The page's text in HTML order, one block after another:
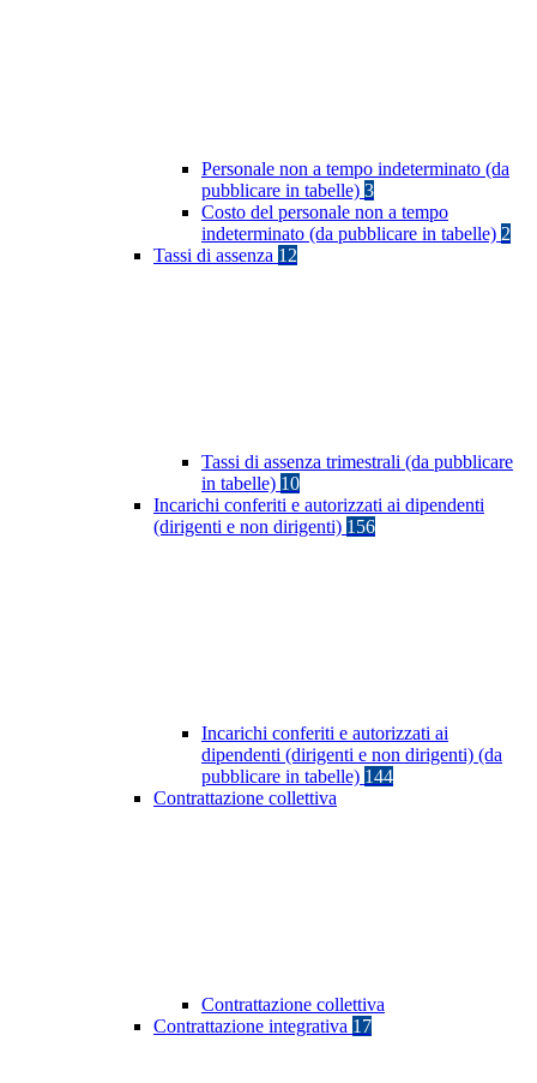
Personale non a tempo indeterminato (da
pubblicare in tabelle) 3
Costo del personale non a tempo
indeterminato (da pubblicare in tabelle) 2
Tassi di assenza 12
Tassi di assenza trimestrali (da pubblicare
in tabelle) 10
Incarichi conferiti e autorizzati ai dipendenti
(dirigenti e non dirigenti) 156
Incarichi conferiti e autorizzati ai
dipendenti (dirigenti e non dirigenti) (da
pubblicare in tabelle) 144
Contrattazione collettiva
Contrattazione collettiva
Contrattazione integrativa 17